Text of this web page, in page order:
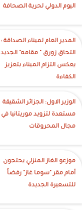
اليوم الدولي لحرية الصحافة
‎المدير العام لميناء الصداقة :
التحاق زورق " مقامه" الجديد
يعكس التزام الميناء بتعزيز
الكفاءة
الوزير الاول: الجزائر الشقيقة
مستعدة لتزويد موريتانيا في
مجال المحروقات
موزعو الغاز المنزلي يحتجون
أمام مقر "سوما غاز" رفضاً
للتسعيرة الجديدة